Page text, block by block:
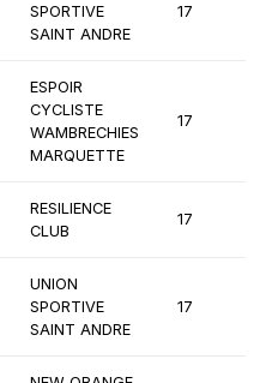
SPORTIVE
SAINT ANDRE
17
ESPOIR
CYCLISTE
WAMBRECHIES
MARQUETTE
17
RESILIENCE
CLUB
17
UNION
SPORTIVE
SAINT ANDRE
17